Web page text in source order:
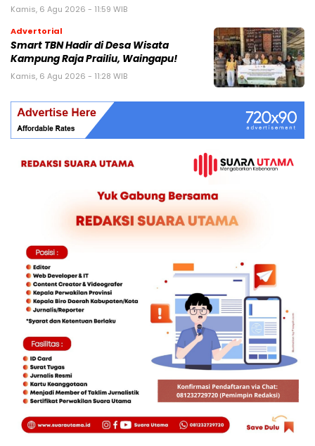
Kamis, 6 Agu 2026 - 11:59 WIB
Advertorial
Smart TBN Hadir di Desa Wisata
Kampung Raja Prailiu, Waingapu!
Kamis, 6 Agu 2026 - 11:28 WIB